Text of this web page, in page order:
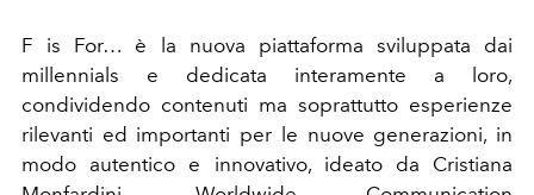
F is For… è la nuova piattaforma sviluppata dai
millennials e dedicata interamente a loro,
condividendo contenuti ma soprattutto esperienze
rilevanti ed importanti per le nuove generazioni, in
modo autentico e innovativo, ideato da Cristiana